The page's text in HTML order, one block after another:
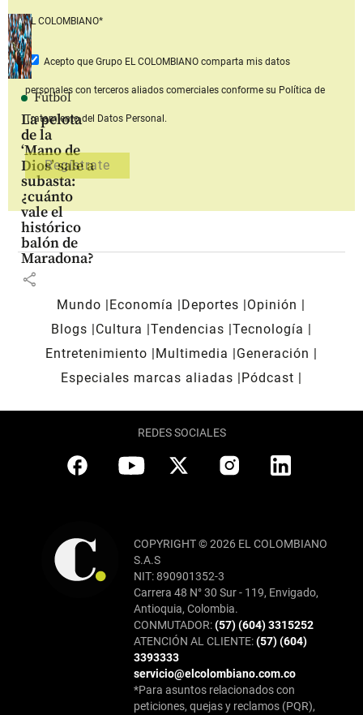
Fútbol
La pelota
de la
‘Mano de
Dios’ sale a
subasta:
¿cuánto
vale el
histórico
balón de
Maradona?
share
EL COLOMBIANO*
Acepto que Grupo EL COLOMBIANOcomparta mis datos
personales con terceros aliados comerciales conforme su Política de
Tratamiento del Datos Personal.
Mundo Economía Deportes
Opinión
Blogs
Cultura Tendencias Tecnología
Entretenimiento
Multimedia
Generación
Especiales marcas aliadas
Pódcast
REDES SOCIALES
COPYRIGHT © 2026 EL COLOMBIANO
S.A.S
NIT: 890901352-3
Carrera 48 N° 30 Sur - 119, Envigado,
Antioquia, Colombia.
CONMUTADOR:(57) (604) 3315252
ATENCIÓN AL CLIENTE:(57) (604)
3393333
servicio@elcolombiano.com.co
*Para asuntos relacionados con
peticiones, quejas y reclamos (PQR),